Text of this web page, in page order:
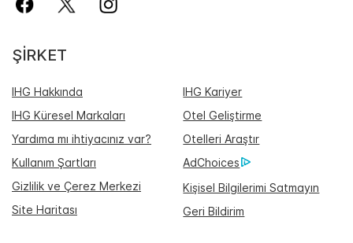
ŞIRKET
IHG Hakkında
IHG Kariyer
IHG Küresel Markaları
Otel Geliştirme
Yardıma mı ihtiyacınız var?
Otelleri Araştır
Kullanım Şartları
AdChoices
Gizlilik ve Çerez Merkezi
Kişisel Bilgilerimi Satmayın
Site Haritası
Geri Bildirim